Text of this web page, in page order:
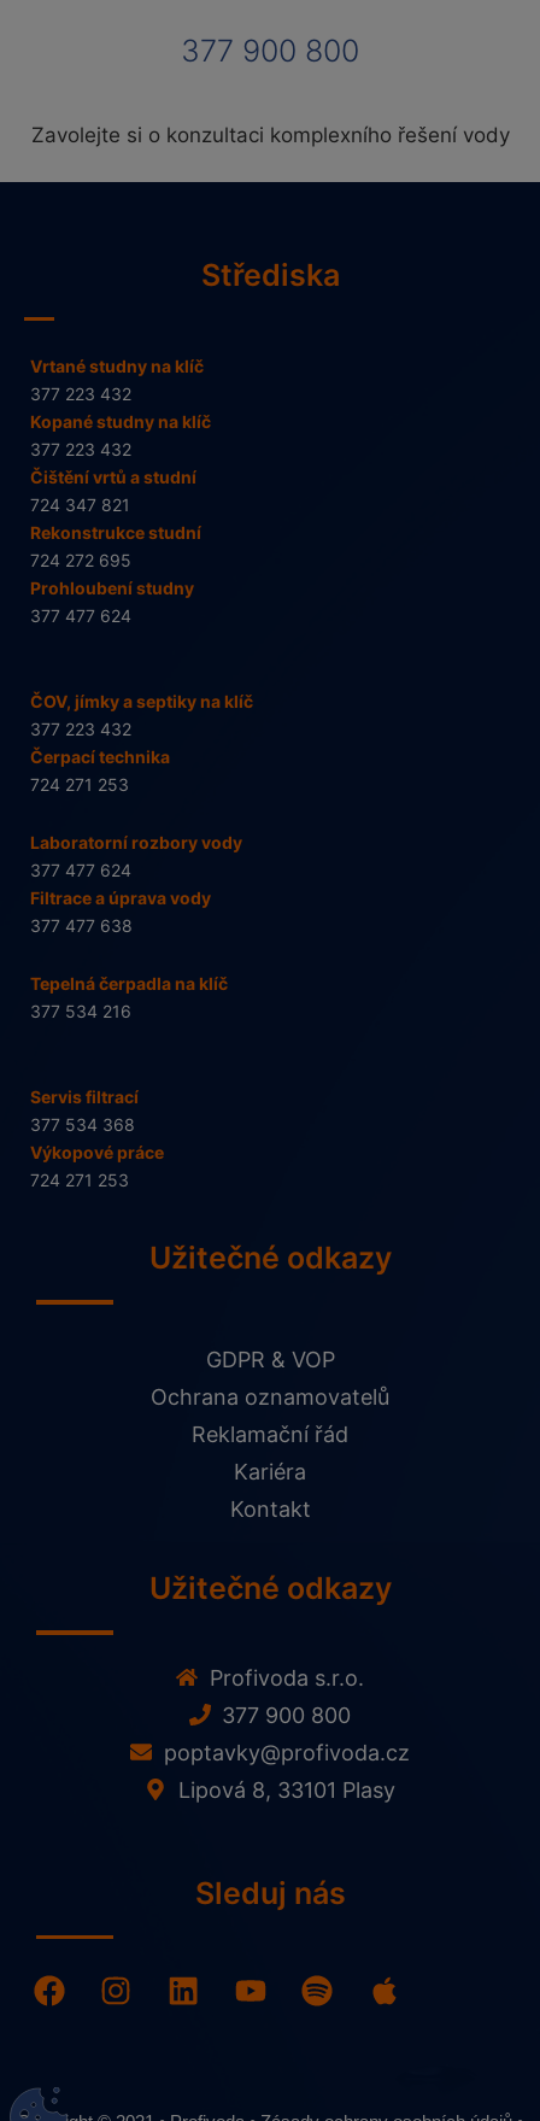
377 900 800
Zavolejte si o konzultaci komplexního řešení vody
Střediska
Vrtané studny na klíč
377 223 432
Kopané studny na klíč
377 223 432
Čištění vrtů a studní
724 347 821
Rekonstrukce studní
724 272 695
Prohloubení studny
377 477 624
ČOV, jímky a septiky na klíč
377 223 432
Čerpací technika
724 271 253
Laboratorní rozbory vody
377 477 624
Filtrace a úprava vody
377 477 638
Tepelná čerpadla na klíč
377 534 216
Servis filtrací
377 534 368
Výkopové práce
724 271 253
Užitečné odkazy
GDPR & VOP
Ochrana oznamovatelů
Reklamační řád
Kariéra
Kontakt
Užitečné odkazy
Profivoda s.r.o.
377 900 800
poptavky@profivoda.cz
Lipová 8, 33101 Plasy
Sleduj nás